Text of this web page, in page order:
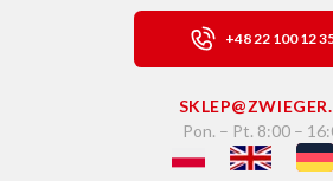
+48 22 100 12
Pon. – Pt. 8:00 –